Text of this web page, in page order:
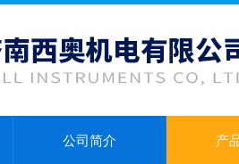
公司简介 产